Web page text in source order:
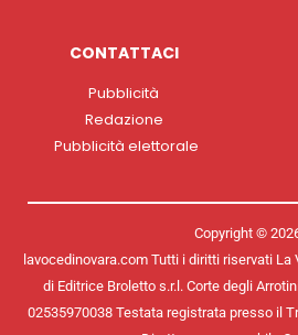
CONTATTACI
Pubblicità
Redazione
Pubblicità elettorale
Copyright ©
lavocedinovara.com Tutti i diritti riservati La
di Editrice Broletto s.r.l. Corte degli
02535970038 Testata registrata presso il